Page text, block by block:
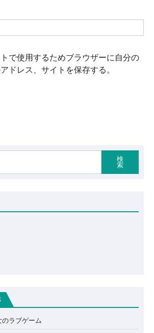
で使用するためブラウザーに自分の
ドレス、サイトを保存する。
検
索
ラブゲーム